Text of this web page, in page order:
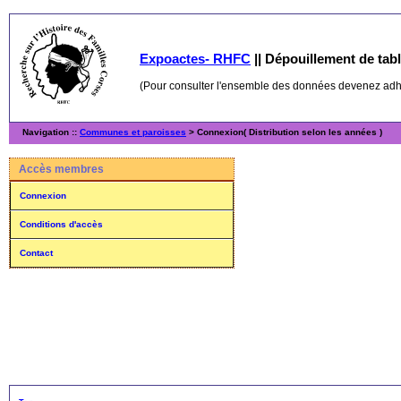
Expoactes- RHFC || Dépouillement de
(Pour consulter l'ensemble des données devenez
Navigation :: Communes et paroisses > Connexion( Distribution selon les années )
Accès membres
Connexion
Conditions d'accès
Contact